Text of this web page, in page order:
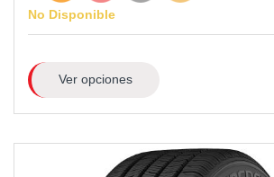
No Disponible
Ver opciones